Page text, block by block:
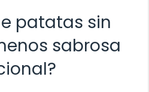
patatas sin
sabrosa